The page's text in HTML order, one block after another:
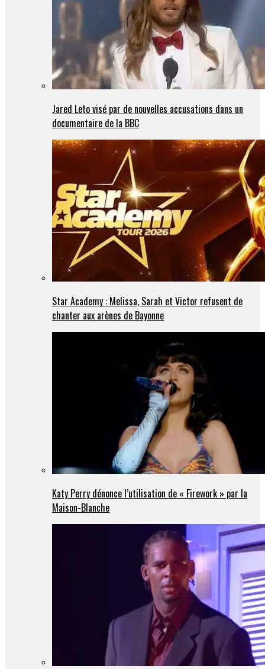
Jared Leto visé par de nouvelles accusations dans un
documentaire de la BBC
Star Academy : Melissa, Sarah et Victor refusent de
chanter aux arènes de Bayonne
Katy Perry dénonce l’utilisation de « Firework » par la
Maison-Blanche